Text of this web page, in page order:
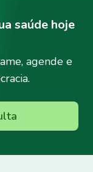
saúde hoje
agende e